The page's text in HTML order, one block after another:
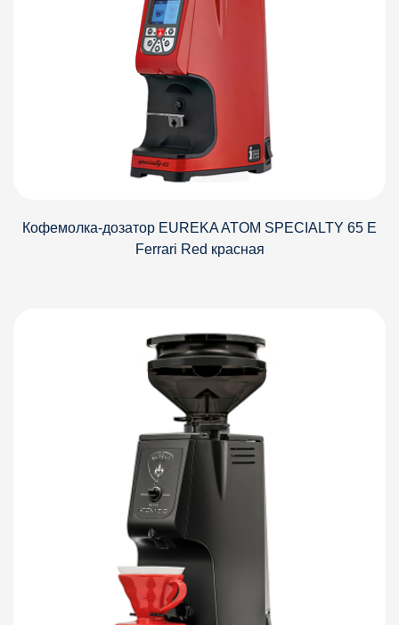
Кофемолка-дозатор EUREKA ATOM SPECIALTY 65 E
Ferrari Red красная